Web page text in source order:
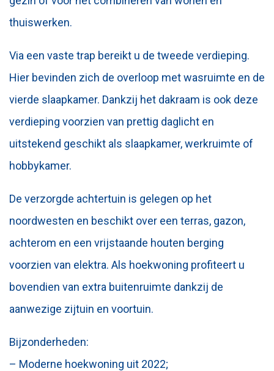
thuiswerken.
Via een vaste trap bereikt u de tweede verdieping.
Hier bevinden zich de overloop met wasruimte en de
vierde slaapkamer. Dankzij het dakraam is ook deze
verdieping voorzien van prettig daglicht en
uitstekend geschikt als slaapkamer, werkruimte of
hobbykamer.
De verzorgde achtertuin is gelegen op het
noordwesten en beschikt over een terras, gazon,
achterom en een vrijstaande houten berging
voorzien van elektra. Als hoekwoning profiteert u
bovendien van extra buitenruimte dankzij de
aanwezige zijtuin en voortuin.
Bijzonderheden:
– Moderne hoekwoning uit 2022;